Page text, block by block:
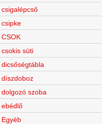
csigalépcső
csipke
CSOK
csokis süti
dicsőségtábla
díszdoboz
dolgozó szoba
ebédlő
Egyéb